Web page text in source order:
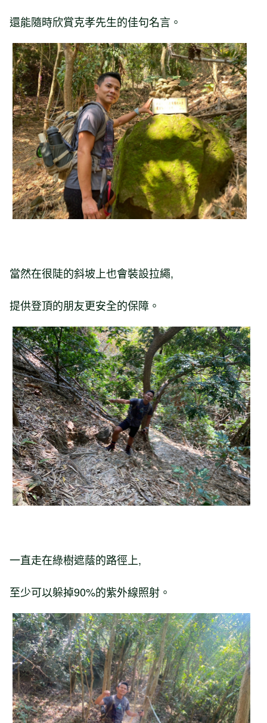
還能隨時欣賞克孝先生的佳句名言。
當然在很陡的斜坡上也會裝設拉繩,
提供登頂的朋友更安全的保障。
一直走在綠樹遮蔭的路徑上,
至少可以躲掉90%的紫外線照射。